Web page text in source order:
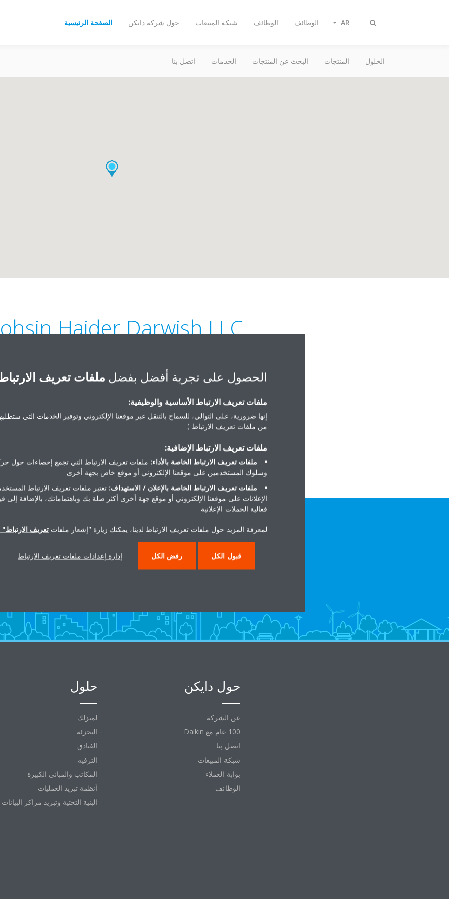
Toggle
الصفحة الرئيسية حول شركة دايكن شبكة المبيعات الوظائف الوظائف AR
الحلول المنتجات البحث عن المنتجات الخدمات اتصل بنا
Haider Darwish LLC
P.O Box 880, Ruwi ,PC 112,
+968 2 473 2346
تحتاج مساعدة
حلول
لمنزلك
التجزئة
الفنادق
الترفيه
المكاتب والمباني الكبيرة
أنظمة تبريد العمليات
البنية التحتية وتبريد مراكز البيانات
حول دايكن
عن الشركة
100 عام مع Daikin
اتصل بنا
شبكة المبيعات
بوابة العملاء
الوظائف
الحصول على تجربة أفضل بفضل ملفات تعريف
ملفات تعريف الارتباط الأساسية والوظيفية:
إنها ضرورية، على التوالي، للسماح بالتنقل عبر موقعنا الإلكتروني وتوفير الخدمات التي
من ملفات تعريف الارتباط").
ملفات تعريف الارتباط الإضافية:
ملفات تعريف الارتباط الخاصة بالأداء: ملفات تعريف الارتباط التي تجمع إحصاءات حول
وسلوك المستخدمين على موقعنا الإلكتروني أو موقع خاص بجهة أخرى
ملفات تعريف الارتباط الخاصة بالإعلان / الاستهداف: تعتبر ملفات تعريف الارتباط
الإعلانات على موقعنا الإلكتروني أو موقع جهة أخرى أكثر صلة بك وباهتماماتك، بالإضافة إلى
فعالية الحملات الإعلانية
لمعرفة المزيد حول ملفات تعريف الارتباط لدينا، يمكنك زيارة "إشعار ملفات تعريف الارتباط"
قبول الكل رفض الكل إدارة إعدادات ملفات تعريف الارتباط